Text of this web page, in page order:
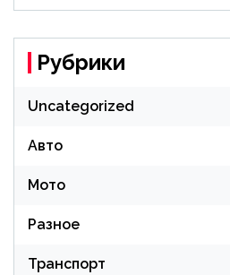
Рубрики
Uncategorized
Авто
Мото
Разное
Транспорт